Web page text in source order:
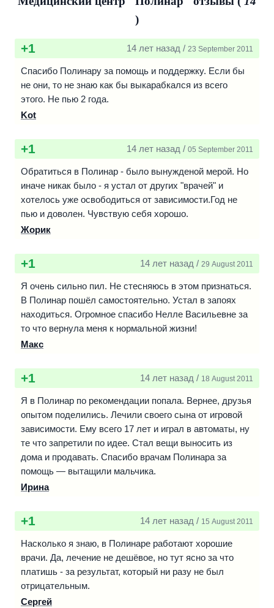
)
+1 14 лет назад / 23 September 2011
Спасибо Полинару за помощь и поддержку. Если бы
не они, то не знаю как бы выкарабкался из всего
этого. Не пью 2 года.
Kot
+1 14 лет назад / 05 September 2011
Обратиться в Полинар - было вынужденой мерой. Но
иначе никак было - я устал от других "врачей" и
хотелось уже освободиться от зависимости.Год не
пью и доволен. Чувствую себя хорошо.
Жорик
+1 14 лет назад / 29 August 2011
Я очень сильно пил. Не стесняюсь в этом признаться.
В Полинар пошёл самостоятельно. Устал в запоях
находиться. Огромное спасибо Нелле Васильевне за
то что вернула меня к нормальной жизни!
Макс
+1 14 лет назад / 18 August 2011
Я в Полинар по рекомендации попала. Вернее, друзья
опытом поделились. Лечили своего сына от игровой
зависимости. Ему всего 17 лет и играл в автоматы, ну
те что запретили по идее. Стал вещи выносить из
дома и продавать. Спасибо врачам Полинара за
помощь — вытащили мальчика.
Ирина
+1 14 лет назад / 15 August 2011
Насколько я знаю, в Полинаре работают хорошие
врачи. Да, лечение не дешёвое, но тут ясно за что
платишь - за результат, который ни разу не был
отрицательным.
Сергей